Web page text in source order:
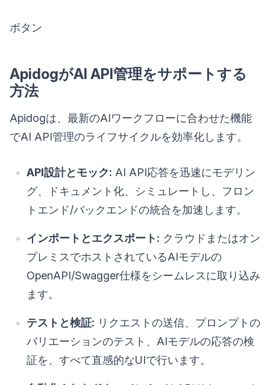
ボタン
ApidogがAI API管理をサポートする
方法
Apidogは、最新のAIワークフローに合わせた機能
でAI API管理のライフサイクルを効率化します。
API設計とモック: AI API応答を迅速にモデリン
グ、ドキュメント化、シミュレートし、フロン
トエンド/バックエンドの統合を加速します。
インポートとエクスポート: クラウドまたはオン
プレミスでホストされているAIモデルの
OpenAPI/Swagger仕様をシームレスに取り込み
ます。
テストと検証: リクエストの送信、プロンプトの
バリエーションのテスト、AIモデルの応答の検
証を、すべて直感的なUIで行います。